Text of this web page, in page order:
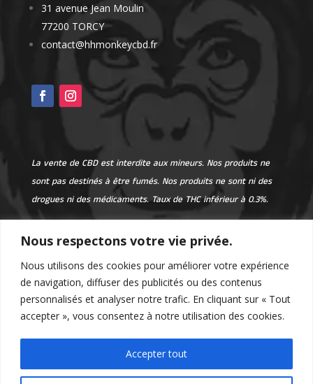
Nous respectons votre vie privée.
Nous utilisons des cookies pour améliorer votre expérience
de navigation, diffuser des publicités ou des contenus
personnalisés et analyser notre trafic. En cliquant sur « Tout
accepter », vous consentez à notre utilisation des cookies.
Accepter tout
31 avenue Jean Moulin
77200 TORCY
contact@hhmonkeycbd.fr
La vente de CBD est interdite aux mineurs. Nos produits ne
sont pas destinés à être fumés. Nos produits ne sont ni des
drogues ni des médicaments. Taux de THC inférieur à 0.3%.
Restez connectés et ne ratez aucune
promotion ou ventes privées
Email